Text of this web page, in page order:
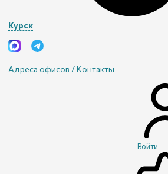
Курск
Адреса офисов / Контакты
Войти